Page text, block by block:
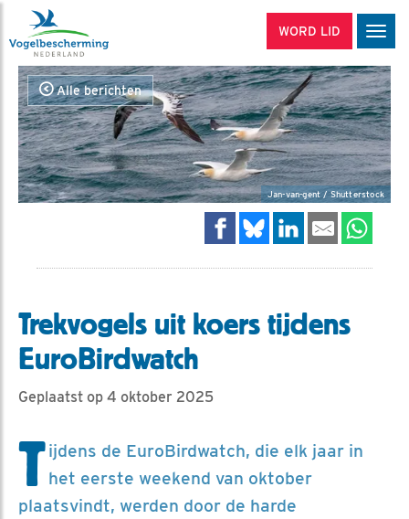
WORD LID
Alle berichten
Jan-van-gent / Shutterstock
Trekvogels uit koers tijdens
EuroBirdwatch
Geplaatst op 4 oktober 2025
Tijdens de EuroBirdwatch, die elk jaar in
het eerste weekend van oktober
plaatsvindt, werden door de harde